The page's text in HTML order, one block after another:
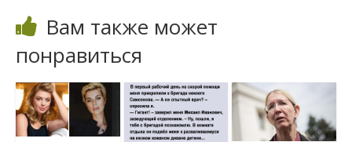
Вам также может
понравиться